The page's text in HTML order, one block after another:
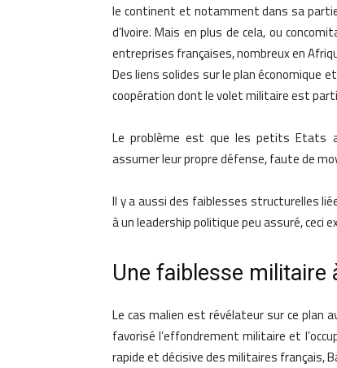
le continent et notamment dans sa
d’Ivoire. Mais en plus de cela, ou
entreprises françaises, nombreux en
Des liens solides sur le plan économique
coopération dont le volet militaire est
Le problème est que les petits Etats
assumer leur propre défense, faute de
Il y a aussi des faiblesses structurelles
à un leadership politique peu assuré, ceci
Une faiblesse militaire
Le cas malien est révélateur sur ce plan
favorisé l’effondrement militaire et
rapide et décisive des militaires français,